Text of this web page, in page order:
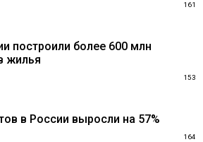
161
построили более 600 млн
жилья
153
в России выросли на 57%
164